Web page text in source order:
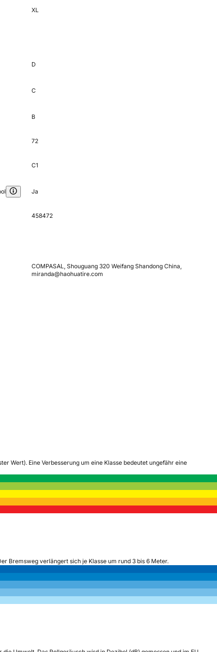
XL
D
C
B
72
C1
Ja
458472
COMPASAL, Shouguang 320 Weifang Shandong China,
miranda@haohuatire.com
Wert). Eine Verbesserung um eine Klasse bedeutet ungefähr eine
Bremsweg verlängert sich je Klasse um rund 3 bis 6 Meter.